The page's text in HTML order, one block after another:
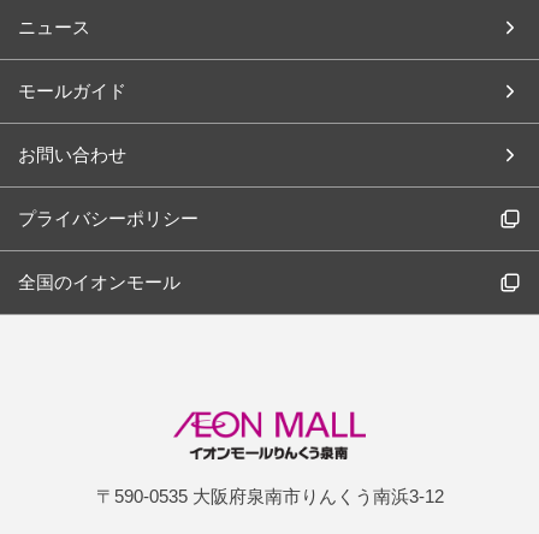
ニュース
モールガイド
お問い合わせ
プライバシーポリシー
全国のイオンモール
〒590-0535 大阪府泉南市りんくう南浜3-12